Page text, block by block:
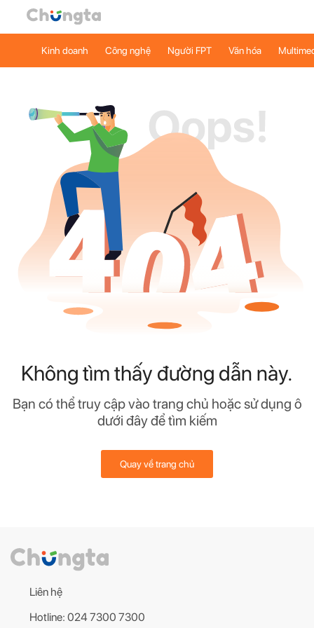
Kinh doanh Công nghệ Người FPT Văn hóa
Không tìm thấy đường dẫn này.
Bạn có thể truy cập vào trang chủ hoặc sử dụng ô
dưới đây để tìm kiếm
Quay về trang chủ
Liên hệ
Hotline: 024 7300 7300